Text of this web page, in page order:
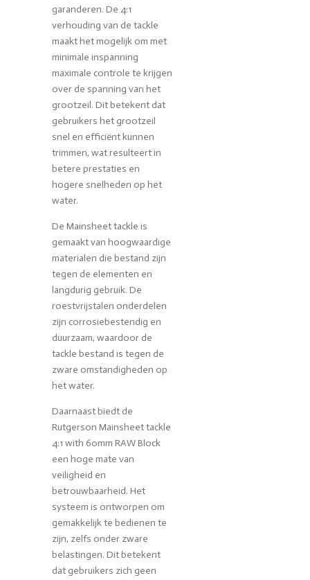
garanderen. De 4:1
verhouding van de tackle
maakt het mogelijk om met
minimale inspanning
maximale controle te krijgen
over de spanning van het
grootzeil. Dit betekent dat
gebruikers het grootzeil
snel en efficiënt kunnen
trimmen, wat resulteert in
betere prestaties en
hogere snelheden op het
water.
De Mainsheet tackle is
gemaakt van hoogwaardige
materialen die bestand zijn
tegen de elementen en
langdurig gebruik. De
roestvrijstalen onderdelen
zijn corrosiebestendig en
duurzaam, waardoor de
tackle bestand is tegen de
zware omstandigheden op
het water.
Daarnaast biedt de
Rutgerson Mainsheet tackle
4:1 with 60mm RAW Block
een hoge mate van
veiligheid en
betrouwbaarheid. Het
systeem is ontworpen om
gemakkelijk te bedienen te
zijn, zelfs onder zware
belastingen. Dit betekent
dat gebruikers zich geen